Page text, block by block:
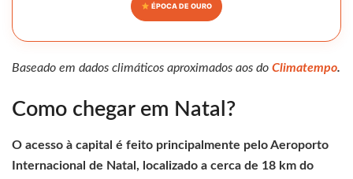
ÉPOCA DE OURO
Baseado em dados climáticos aproximados aos do Climatempo.
Como chegar em Natal?
O acesso à capital é feito principalmente pelo Aeroporto
Internacional de Natal, localizado a cerca de 18 km do